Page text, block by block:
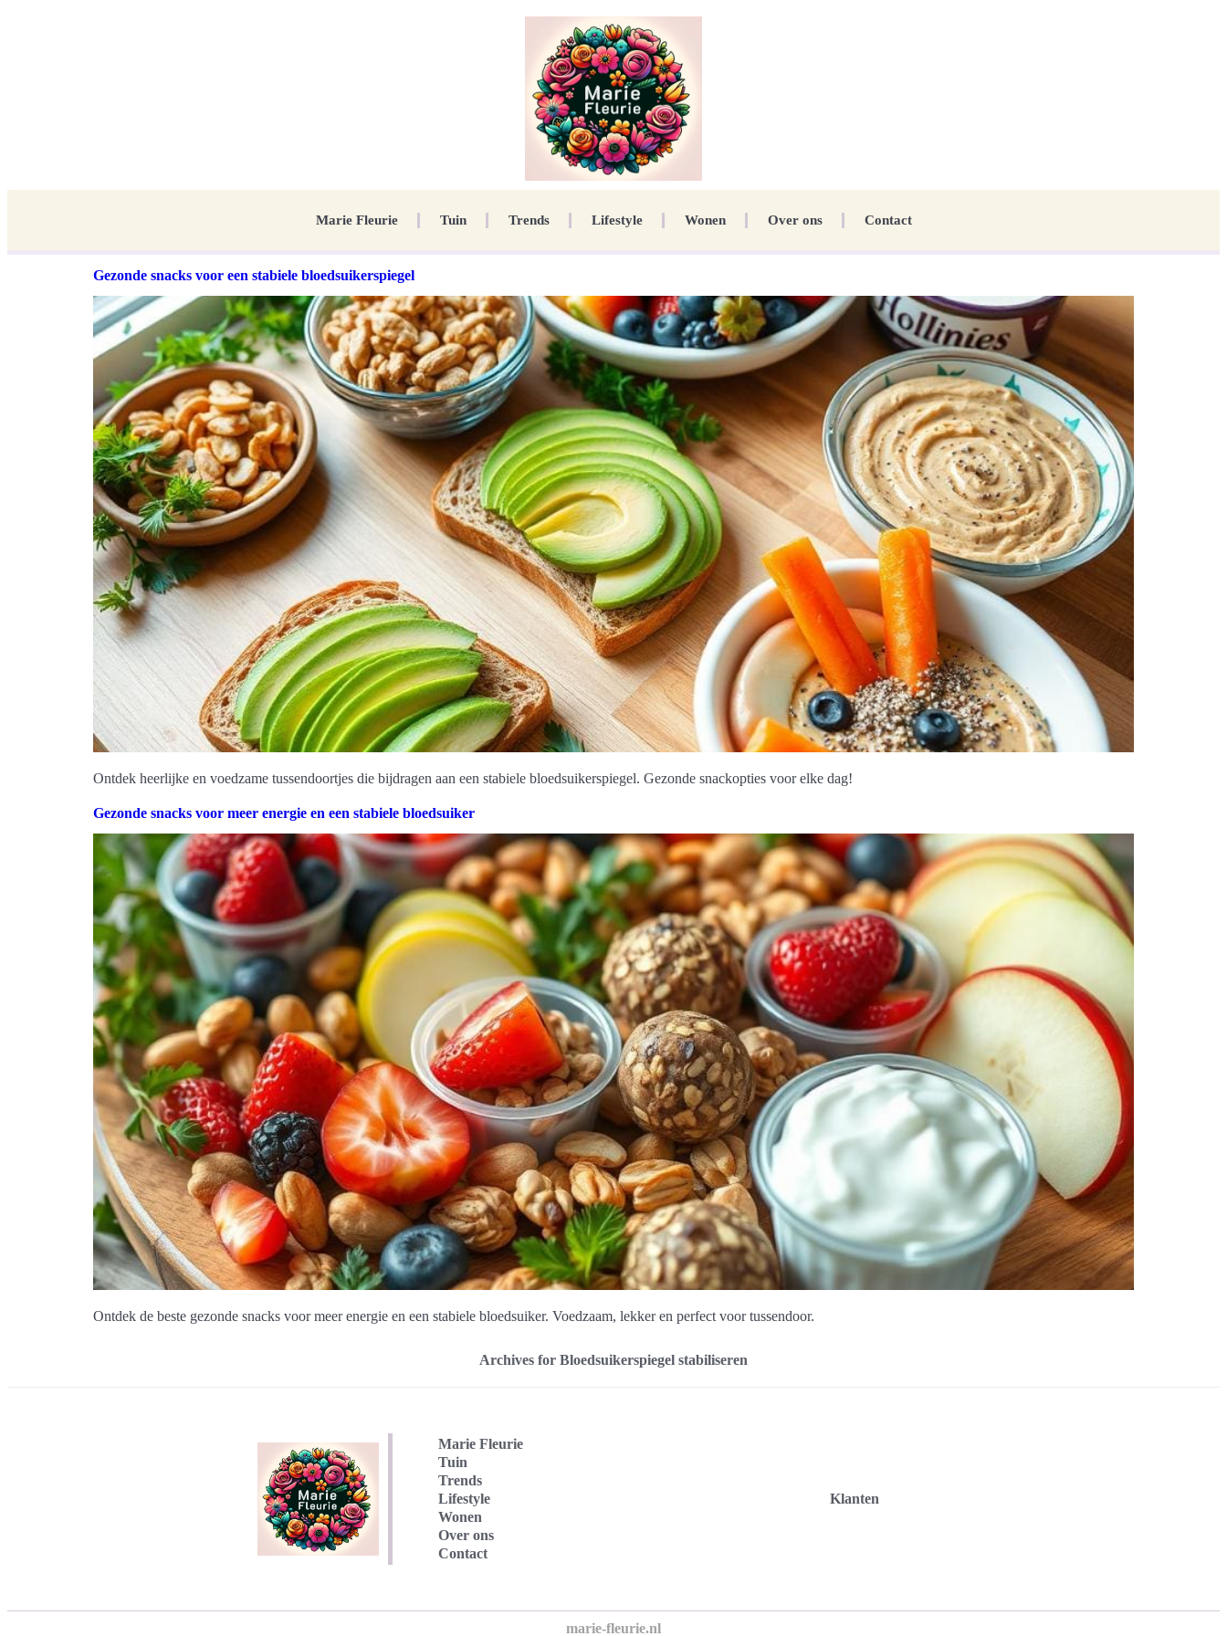
Marie Fleurie Tuin Trends Lifestyle Wonen Over ons Contact
Gezonde snacks voor een stabiele bloedsuikerspiegel
Ontdek heerlijke en voedzame tussendoortjes die bijdragen aan een stabiele bloedsuikerspiegel. Gezonde snackopties voor elke dag!
Gezonde snacks voor meer energie en een stabiele bloedsuiker
Ontdek de beste gezonde snacks voor meer energie en een stabiele bloedsuiker. Voedzaam, lekker en perfect voor tussendoor.
Archives for Bloedsuikerspiegel stabiliseren
Marie Fleurie
Tuin
Trends
Lifestyle
Wonen
Over ons
Contact
Klanten
marie-fleurie.nl